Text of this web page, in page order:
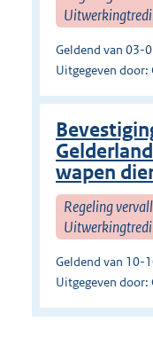
Geldend van
Uitgegeven door:
wapen
Regeling
Geldend van
Uitgegeven door: